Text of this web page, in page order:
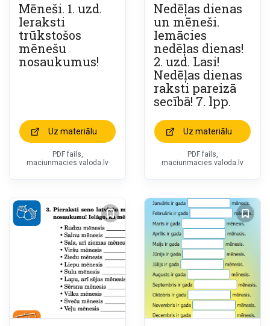
Mēneši. 1. uzd.
Ieraksti
trūkstošos
mēnešu
nosaukumus!
Uz materiālu
PDF fails,
maciunmacies.valoda.lv
Nedēļas dienas
un mēneši.
Iemācies
nedēļas dienas!
2. uzd. Lasi!
Nedēļas dienas
raksti pareizā
secībā! 7. lpp.
Uz materiālu
PDF fails,
maciunmacies.valoda.lv